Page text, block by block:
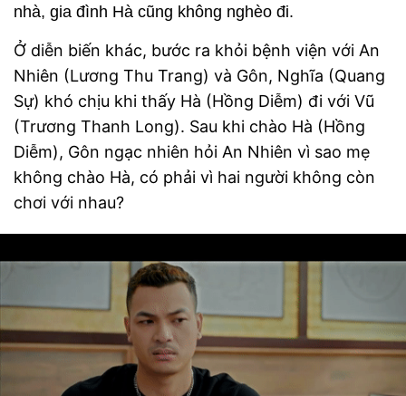
nhà, gia đình Hà cũng không nghèo đi.
Ở diễn biến khác, bước ra khỏi bệnh viện với An
Nhiên (Lương Thu Trang) và Gôn, Nghĩa (Quang
Sự) khó chịu khi thấy Hà (Hồng Diễm) đi với Vũ
(Trương Thanh Long). Sau khi chào Hà (Hồng
Diễm), Gôn ngạc nhiên hỏi An Nhiên vì sao mẹ
không chào Hà, có phải vì hai người không còn
chơi với nhau?